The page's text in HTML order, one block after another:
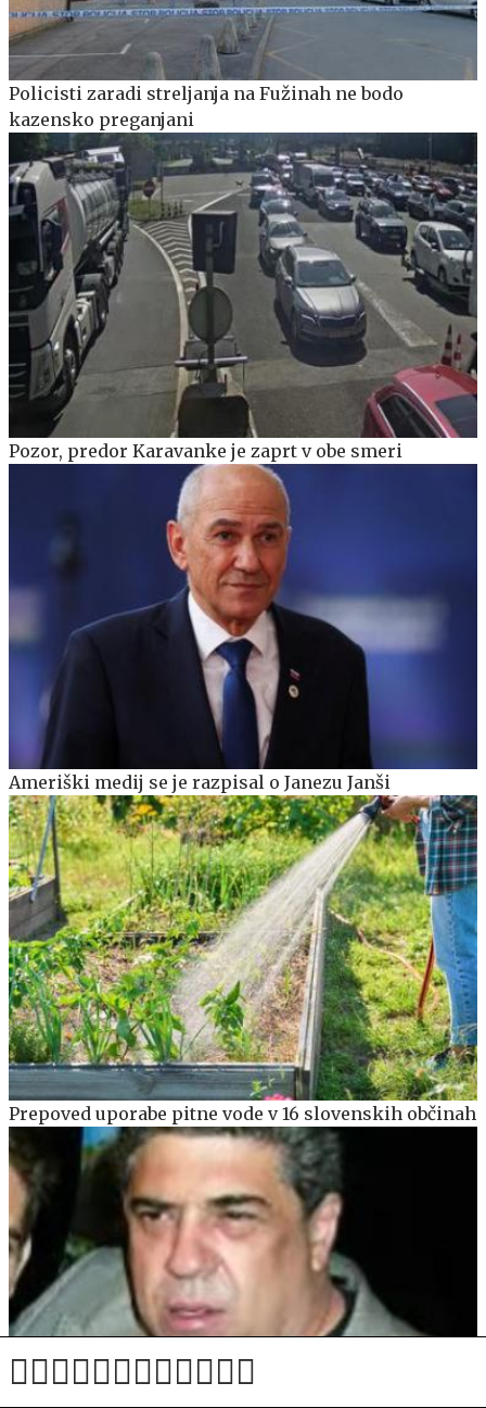
Policisti zaradi streljanja na Fužinah ne bodo
kazensko preganjani
Pozor, predor Karavanke je zaprt v obe smeri
Ameriški medij se je razpisal o Janezu Janši
Prepoved uporabe pitne vode v 16 slovenskih občinah